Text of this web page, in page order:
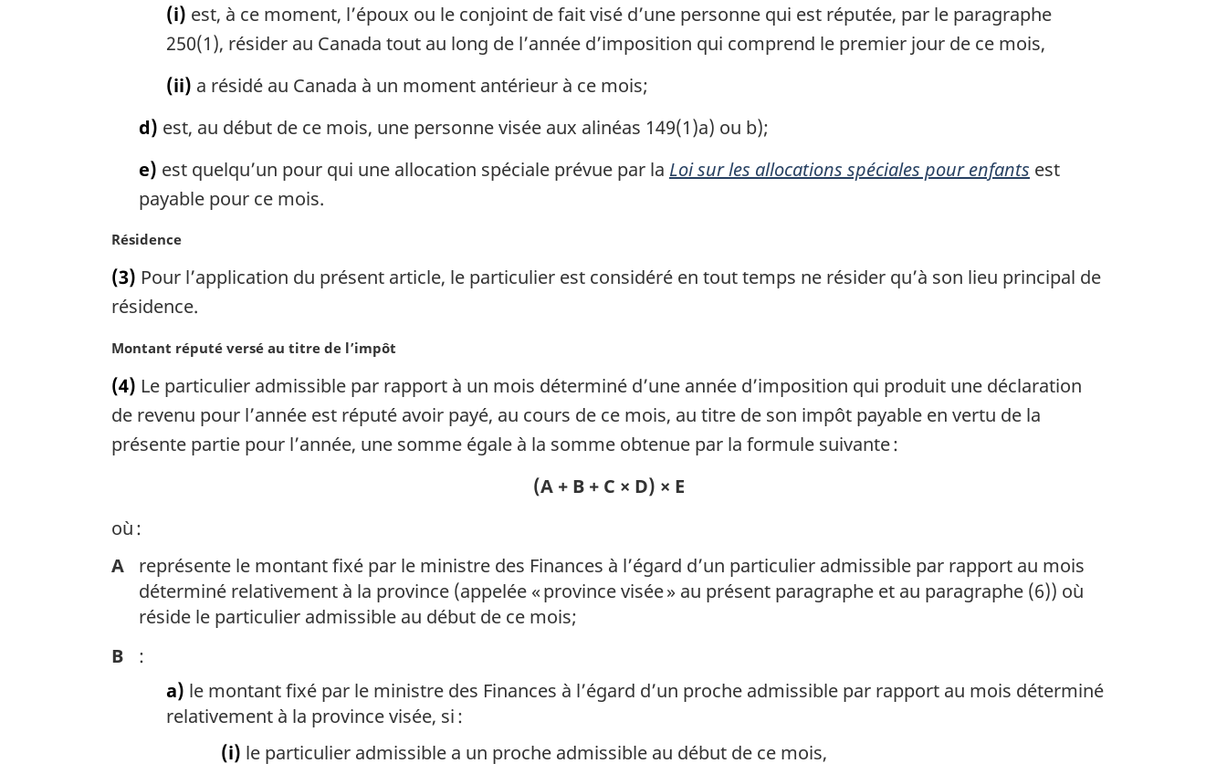
(i) est, à ce moment, l’époux ou le conjoint de fait visé d’une personne qui est réputée, par le paragraphe
250(1), résider au Canada tout au long de l’année d’imposition qui comprend le premier jour de ce mois,
(ii) a résidé au Canada à un moment antérieur à ce mois;
d) est, au début de ce mois, une personne visée aux alinéas 149(1)a) ou b);
e) est quelqu’un pour qui une allocation spéciale prévue par la Loi sur les allocations spéciales pour enfants est
payable pour ce mois.
N
t
e
a
g
i
a
Résidence
(3) Pour l’application du présent article, le particulier est considéré en tout temps ne résider qu’à son lieu principal de
résidence.
N
t
e
a
n
a
l
Montant réputé versé au titre de l’impôt
(4) Le particulier admissible par rapport à un mois déterminé d’une année d’imposition qui produit une déclaration
de revenu pour l’année est réputé avoir payé, au cours de ce mois, au titre de son impôt payable en vertu de la
présente partie pour l’année, une somme égale à la somme obtenue par la formule suivante :
(A + B + C × D) × E
où :
A
représente le montant fixé par le ministre des Finances à l’égard d’un particulier admissible par rapport au mois
déterminé relativement à la province (appelée « province visée » au présent paragraphe et au paragraphe (6)) où
réside le particulier admissible au début de ce mois;
B
:
a) le montant fixé par le ministre des Finances à l’égard d’un proche admissible par rapport au mois déterminé
relativement à la province visée, si :
(i) le particulier admissible a un proche admissible au début de ce mois,